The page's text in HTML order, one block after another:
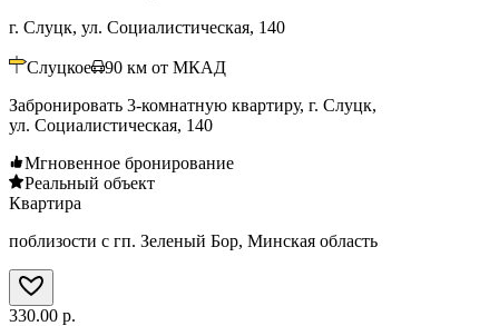
г. Слуцк, ул. Социалистическая, 140
Слуцкое 90 км от МКАД
Забронировать 3-комнатную квартиру, г. Слуцк,
ул. Социалистическая, 140
Мгновенное бронирование
Реальный объект
Квартира
поблизости с гп. Зеленый Бор, Минская область
330.00 р.